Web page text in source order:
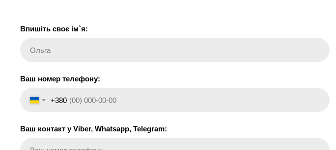
Впишіть своє ім`я:
Ольга
Ваш номер телефону:
+380
Ваш контакт у Viber, Whatsapp, Telegram: